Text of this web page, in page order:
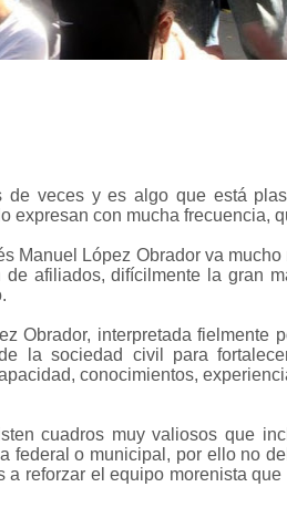
veces y es algo que está
expresan con mucha frecuencia,
Manuel López Obrador va
afiliados, difícilmente la gran
Obrador, interpretada fielmente
la sociedad civil para
conocimientos,
cuadros muy valiosos que
federal o municipal, por ello no
reforzar el equipo morenista